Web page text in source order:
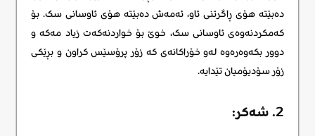
دەبێتە هۆی ڕاگرتنی ئاو، ئەمەش دەبێتە هۆی ئاوسانی سک. بۆ
کەمکردنەوەی ئاوسانی سک، خوێ بۆ خواردنەکەت زیاد مەکە و
دوور بکەوەرەوە لەو خۆراکانەی کە زۆر پرۆسێس کراون و بڕێکی
زۆر سۆدیۆمیان تێدایە.
2. شەکر: